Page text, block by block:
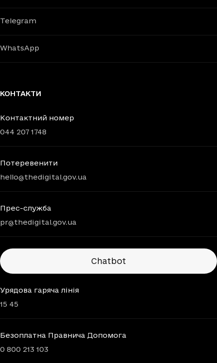
Telegram
WhatsApp
КОНТАКТИ
Контактний номер
044 207 1748
Потеревенити
hello@thedigital.gov.ua
Прес-служба
pr@thedigital.gov.ua
Chatbots
Chatbot
Урядова гаряча лінія
15 45
Безоплатна Правнича Допомога
0 800 213 103